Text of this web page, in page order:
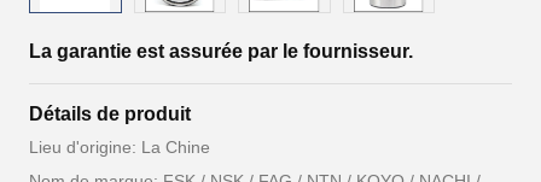
La garantie est assurée par le fournisseur.
Détails de produit
Lieu d'origine: La Chine